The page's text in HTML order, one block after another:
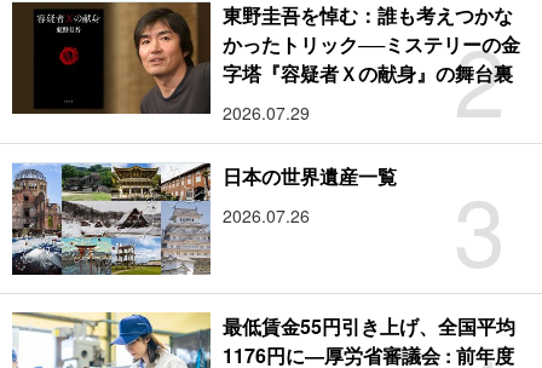
2
東野圭吾を悼む：誰も考えつかな
かったトリック──ミステリーの金
字塔『容疑者Ｘの献身』の舞台裏
2026.07.29
3
日本の世界遺産一覧
2026.07.26
最低賃金55円引き上げ、全国平均
1176円に―厚労省審議会 : 前年度